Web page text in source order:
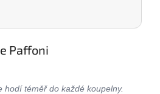
Paffoni
hodí téměř do každé koupelny.